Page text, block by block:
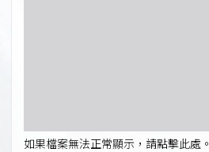
如果檔案無法正常顯示，請點擊此處。